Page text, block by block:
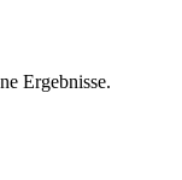
Ergebnisse.